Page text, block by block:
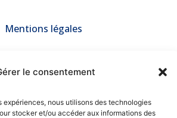
le consentement
expériences, nous utilisons des technologies
stocker et/ou accéder aux informations des
Mentions légales
Communes ARDENNE rives de meuse –
Tous droits réservés
deBGF Communication
Nos partenaires